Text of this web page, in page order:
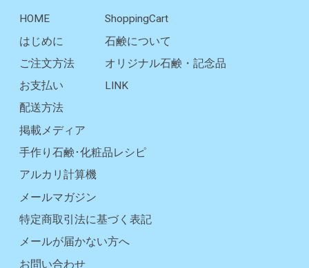
HOME
はじめに
ご注文方法
お支払い
ShoppingCart
石鹸について
オリジナル石鹸・記念品
LINK
配送方法
掲載メディア
手作り石鹸･化粧品レシピ
アルカリ計算機
メールマガジン
特定商取引法に基づく表記
メールが届かない方へ
お問い合わせ